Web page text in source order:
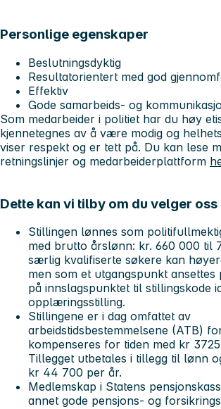
Personlige egenskaper
Beslutningsdyktig
Resultatorientert med god
Effektiv
Gode samarbeids- og
Som medarbeider i politiet har du høy
kjennetegnes av å være modig og
viser respekt og er tett på. Du kan lese
retningslinjer og medarbeiderplattform
Dette kan vi tilby om du velger oss
Stillingen lønnes som
med brutto årslønn: kr. 660 000 til
særlig kvalifiserte søkere kan
men som et utgangspunkt
på innslagspunktet til stillingskode
opplæringsstilling.
Stillingene er i dag omfattet av
arbeidstidsbestemmelsene (ATB)
kompenseres for tiden med kr
Tillegget utbetales i tillegg til lønn
kr 44 700 per år.
Medlemskap i Statens
annet gode pensjons- og